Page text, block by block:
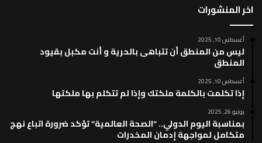
اخر المنشورات
أغسطس 10, 2025
ليس من المنطق أن تتباهى بالحرية و أنت مكبل بقيود
المنطق
أغسطس 10, 2025
إذا تكلمت بالكلمة ملكتك وإذا لم تتكلم بها ملكتها
يونيو 26, 2025
بمناسبة اليوم الدولي.. “الصحة العالمية” تؤكد ضرورة اتباع نهج
متكامل لمواجهة إدمان المخدرات